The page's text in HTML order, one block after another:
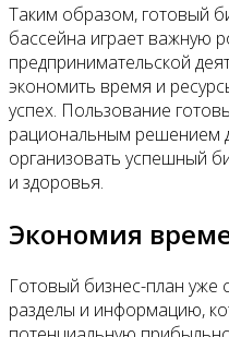
Таким образом, готовый
бассейна играет важную
предпринимательской
экономить время и
успех. Пользование
рациональным решением
организовать успешный
и здоровья.
Экономия
Готовый бизнес-план
разделы и информацию,